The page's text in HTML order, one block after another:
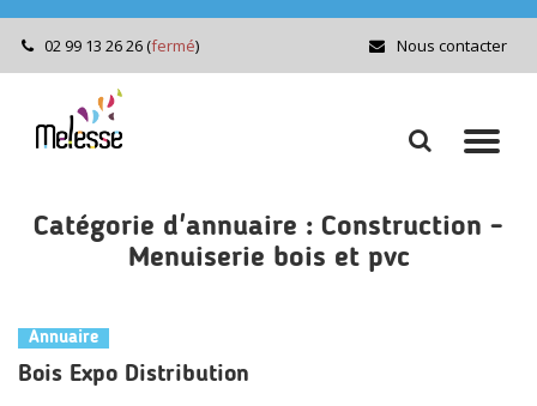
02 99 13 26 26(fermé) Nous contacter
la
Aller
Catégorie d'annuaire : Construction -
Menuiserie bois et pvc
Annuaire
Bois Expo Distribution